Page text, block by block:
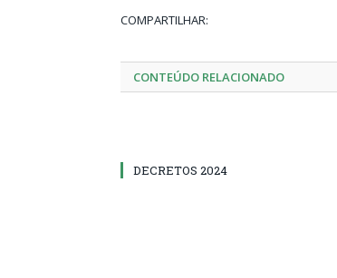
COMPARTILHAR:
CONTEÚDO RELACIONADO
DECRETOS 2024